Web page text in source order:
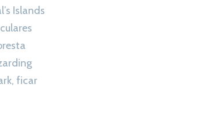
Islands
ficar